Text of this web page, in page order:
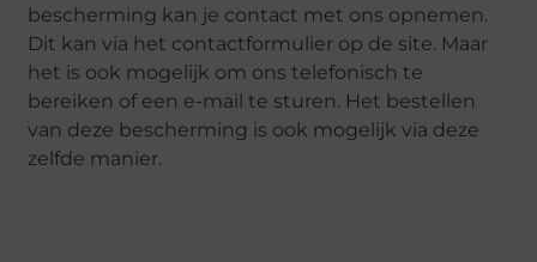
bescherming kan je contact met ons opnemen.
Dit kan via het contactformulier op de site. Maar
het is ook mogelijk om ons telefonisch te
bereiken of een e-mail te sturen. Het bestellen
van deze bescherming is ook mogelijk via deze
zelfde manier.